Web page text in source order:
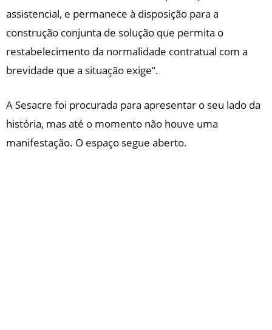
assistencial, e permanece à disposição para a
construção conjunta de solução que permita o
restabelecimento da normalidade contratual com a
brevidade que a situação exige”.
A Sesacre foi procurada para apresentar o seu lado da
história, mas até o momento não houve uma
manifestação. O espaço segue aberto.